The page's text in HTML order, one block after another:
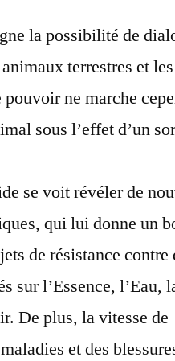
la possibilité de
terrestres et
ne marche
sous l’effet d’un
se voit révéler de
qui lui donne un
de résistance contre
sur l’Essence, l’Eau,
De plus, la vitesse de
et des